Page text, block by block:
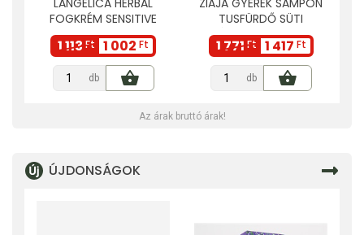
LANGELICA HERBAL
FOGKRÉM SENSITIVE
TEETH MATCHA 75 ML
1 113 Ft 1 002 Ft
db
ZIAJA GYEREK SAMPON
TUSFÜRDŐ SÜTI
VANÍLIAFAGYI ILLAT 400
ML
1 771 Ft 1 417 Ft
db
Az árak bruttó árak!
ÚJDONSÁGOK